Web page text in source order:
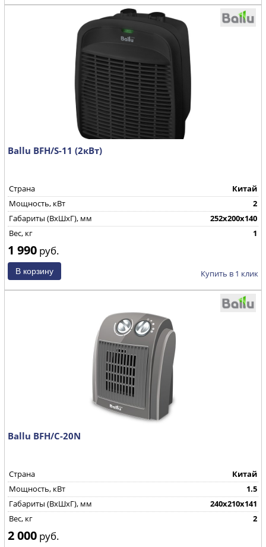
Ballu BFH/S-11 (2кВт)
Страна
Китай
Мощность, кВт
2
Габариты (ВхШхГ), мм
252х200х140
Вес, кг
1
1 990 руб.
Купить в 1 клик
Ballu BFH/С-20N
Страна
Китай
Мощность, кВт
1.5
Габариты (ВхШхГ), мм
240х210х141
Вес, кг
2
2 000 руб.